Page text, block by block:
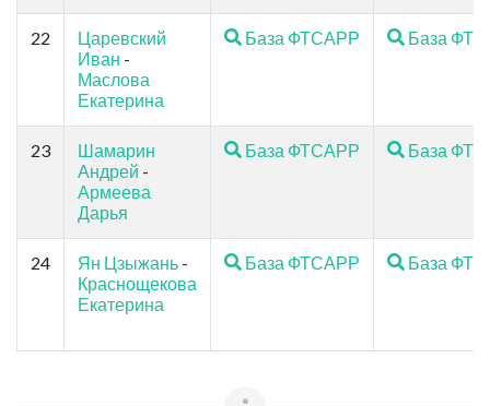
22
Царевский
Иван -
Маслова
Екатерина
База ФТСАРР База
23
Шамарин
Андрей -
Армеева
Дарья
База ФТСАРР База
24 Ян Цзыжань -
Краснощекова
Екатерина
База ФТСАРР База